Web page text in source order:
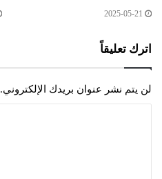
2025-05-21
اترك تعليقاً
لن يتم نشر عنوان بريدك الإلكتروني.